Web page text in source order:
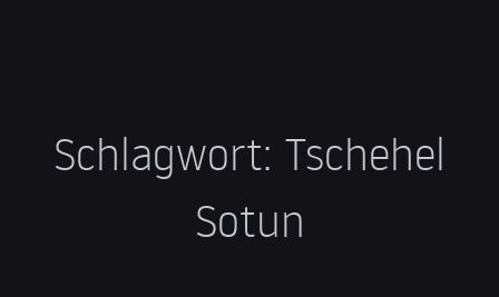
Schlagwort: Tschehel
Sotun